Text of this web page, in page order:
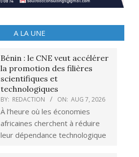
A LA UNE
Bénin : le CNE veut accélérer
la promotion des filières
scientifiques et
technologiques
BY: REDACTION ON: AUG 7, 2026
À l’heure où les économies
africaines cherchent à réduire
leur dépendance technologique